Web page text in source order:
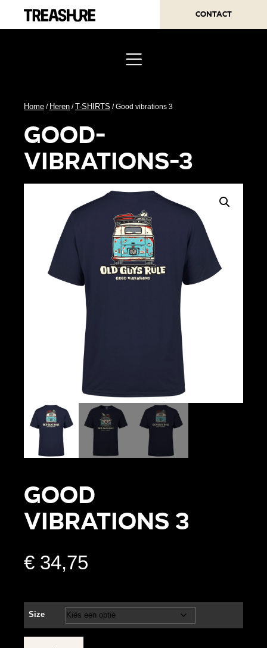
Contact
Home / Heren /T-SHIRTS / Good vibrations 3
good-
vibrations-3
Good
vibrations 3
€ 34,75
Size